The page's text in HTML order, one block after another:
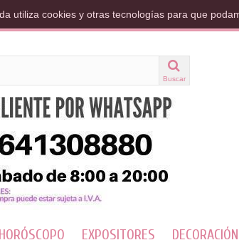
utiliza cookies y otras tecnologías para que
Buscar
HORÓSCOPO EXPOSITORES DECORACIÓN